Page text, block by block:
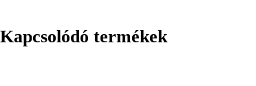
Kapcsolódó termékek